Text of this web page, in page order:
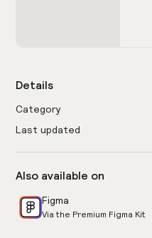
Details
Category
Last updated
Also available on
Figma
Via the Premium Figma Kit